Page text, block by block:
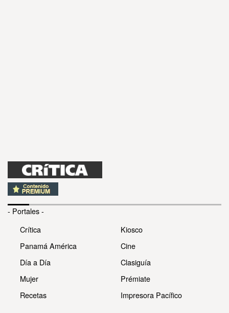
- Portales -
Crítica
Panamá América
Día a Día
Mujer
Recetas
Kiosco
Cine
Clasiguía
Prémiate
Impresora Pacífico